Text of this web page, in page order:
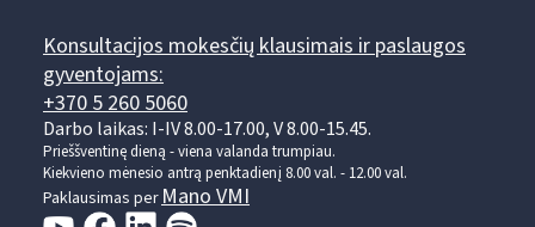
Konsultacijos mokesčių klausimais ir paslaugos
gyventojams:
+370 5 260 5060
Darbo laikas: I-IV 8.00-17.00, V 8.00-15.45.
Prieššventinę dieną - viena valanda trumpiau.
Kiekvieno mėnesio antrą penktadienį 8.00 val. - 12.00 val.
Paklausimas perMano VMI